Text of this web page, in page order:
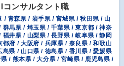
コンサルタント職
/ 青森県 / 岩手県 / 宮城県 / 秋田県 / 山
馬県 / 埼玉県 / 千葉県 / 東京都 / 神奈
井県 / 山梨県 / 長野県 / 岐阜県 / 静岡
府 / 大阪府 / 兵庫県 / 奈良県 / 和歌山
県 / 山口県 / 徳島県 / 香川県 / 愛媛県
/ 熊本県 / 大分県 / 宮崎県 / 鹿児島県 /